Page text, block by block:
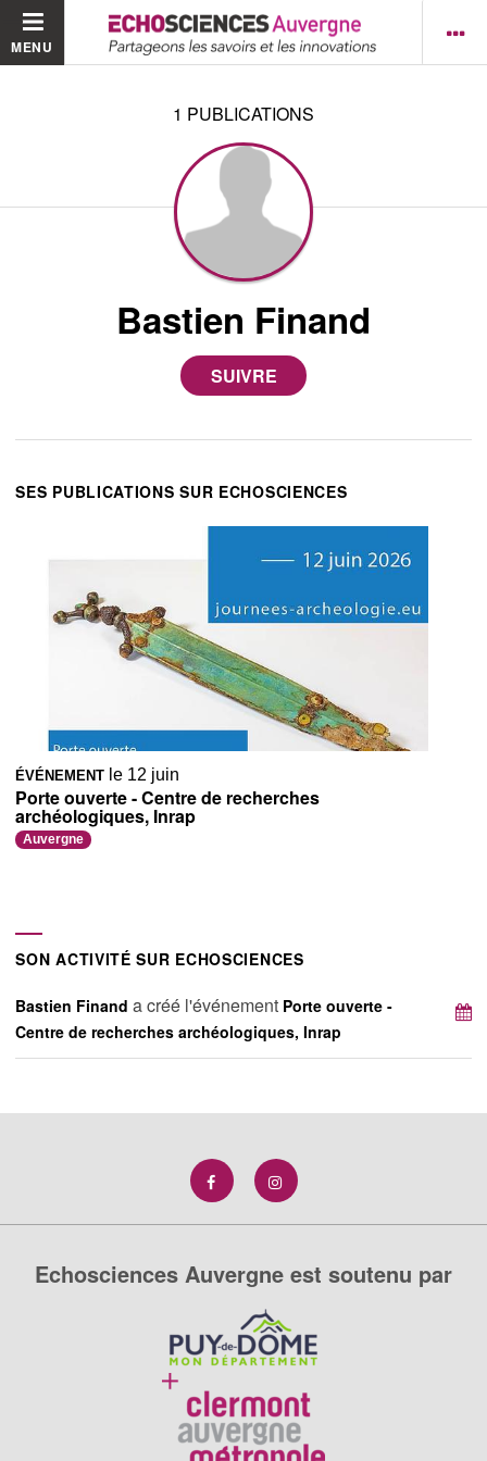
MENU
1 PUBLICATIONS
Bastien Finand
SES PUBLICATIONS SUR ECHOSCIENCES
ÉVÉNEMENT le 12 juin
Porte ouverte - Centre de recherches
archéologiques, Inrap
Auvergne
SON ACTIVITÉ SUR ECHOSCIENCES
Bastien Finand a créé l'événement Porte ouverte -
Centre de recherches archéologiques, Inrap
Echosciences Auvergne est soutenu par